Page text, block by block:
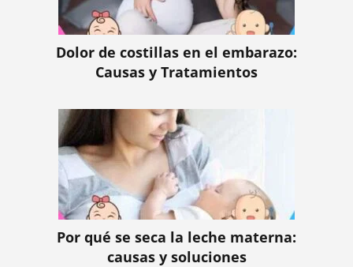
Dolor de costillas en el embarazo:
Causas y Tratamientos
Por qué se seca la leche materna:
causas y soluciones